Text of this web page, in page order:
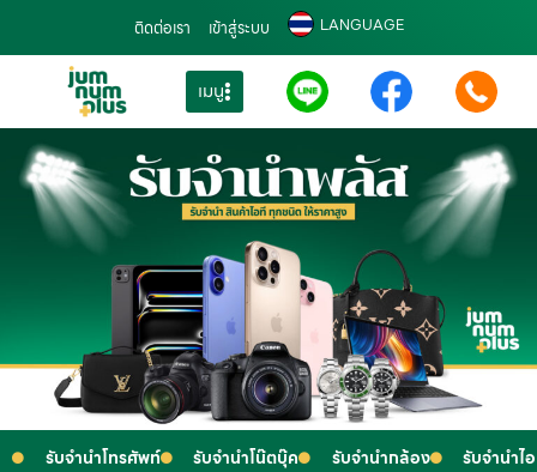
ติดต่อเรา เข้าสู่ระบบ LANGUAGE
เมนู
รับจำนำโทรศัพท์ รับจำนำโน๊ตบุ๊ค รับจำนำกล้อง รับจำนำไ